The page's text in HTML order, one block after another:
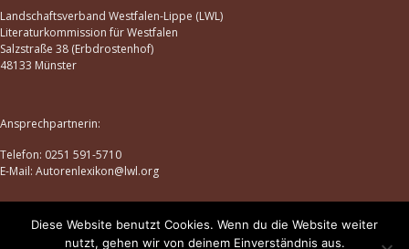
Landschaftsverband Westfalen-Lippe (LWL)
Literaturkommission für Westfalen
Salzstraße 38 (Erbdrostenhof)
48133 Münster
Ansprechpartnerin:
Telefon: 0251 591-5710
E-Mail: Autorenlexikon@lwl.org
Datenschutz |Impressum
Diese Website benutzt Cookies. Wenn du die Website weiter
nutzt, gehen wir von deinem Einverständnis aus.